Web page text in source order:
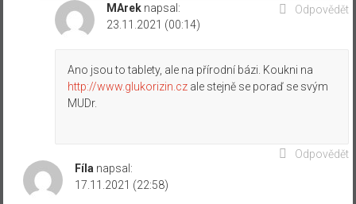
Odpovědět
MArek napsal:
23.11.2021 (00:14)
Ano jsou to tablety, ale na přírodní bázi. Koukni na
http://www.glukorizin.czale stejně se poraď se svým
MUDr.
Odpovědět
Fíla napsal:
17.11.2021 (22:58)